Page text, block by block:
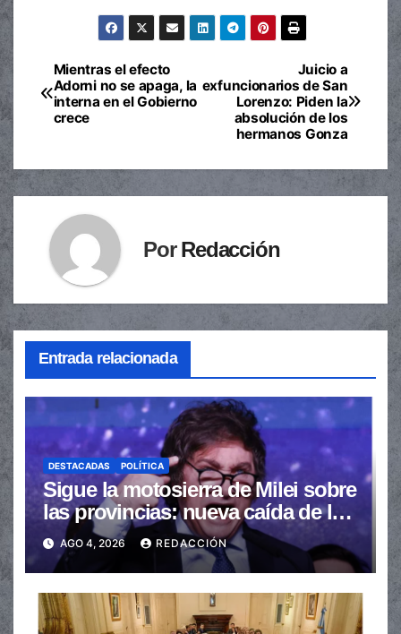
Navegación
de
Juicio a
exfuncionarios de San
Lorenzo: Piden la
absolución de los
hermanos Gonza
Mientras el efecto
Adorni no se apaga, la
interna en el Gobierno
crece
PorRedacción
Entrada relacionada
DESTACADAS POLÍTICA
Sigue la motosierra de Milei sobre
las provincias: nueva caída de las
transferencias no automáticas
AGO 4, 2026 REDACCIÓN